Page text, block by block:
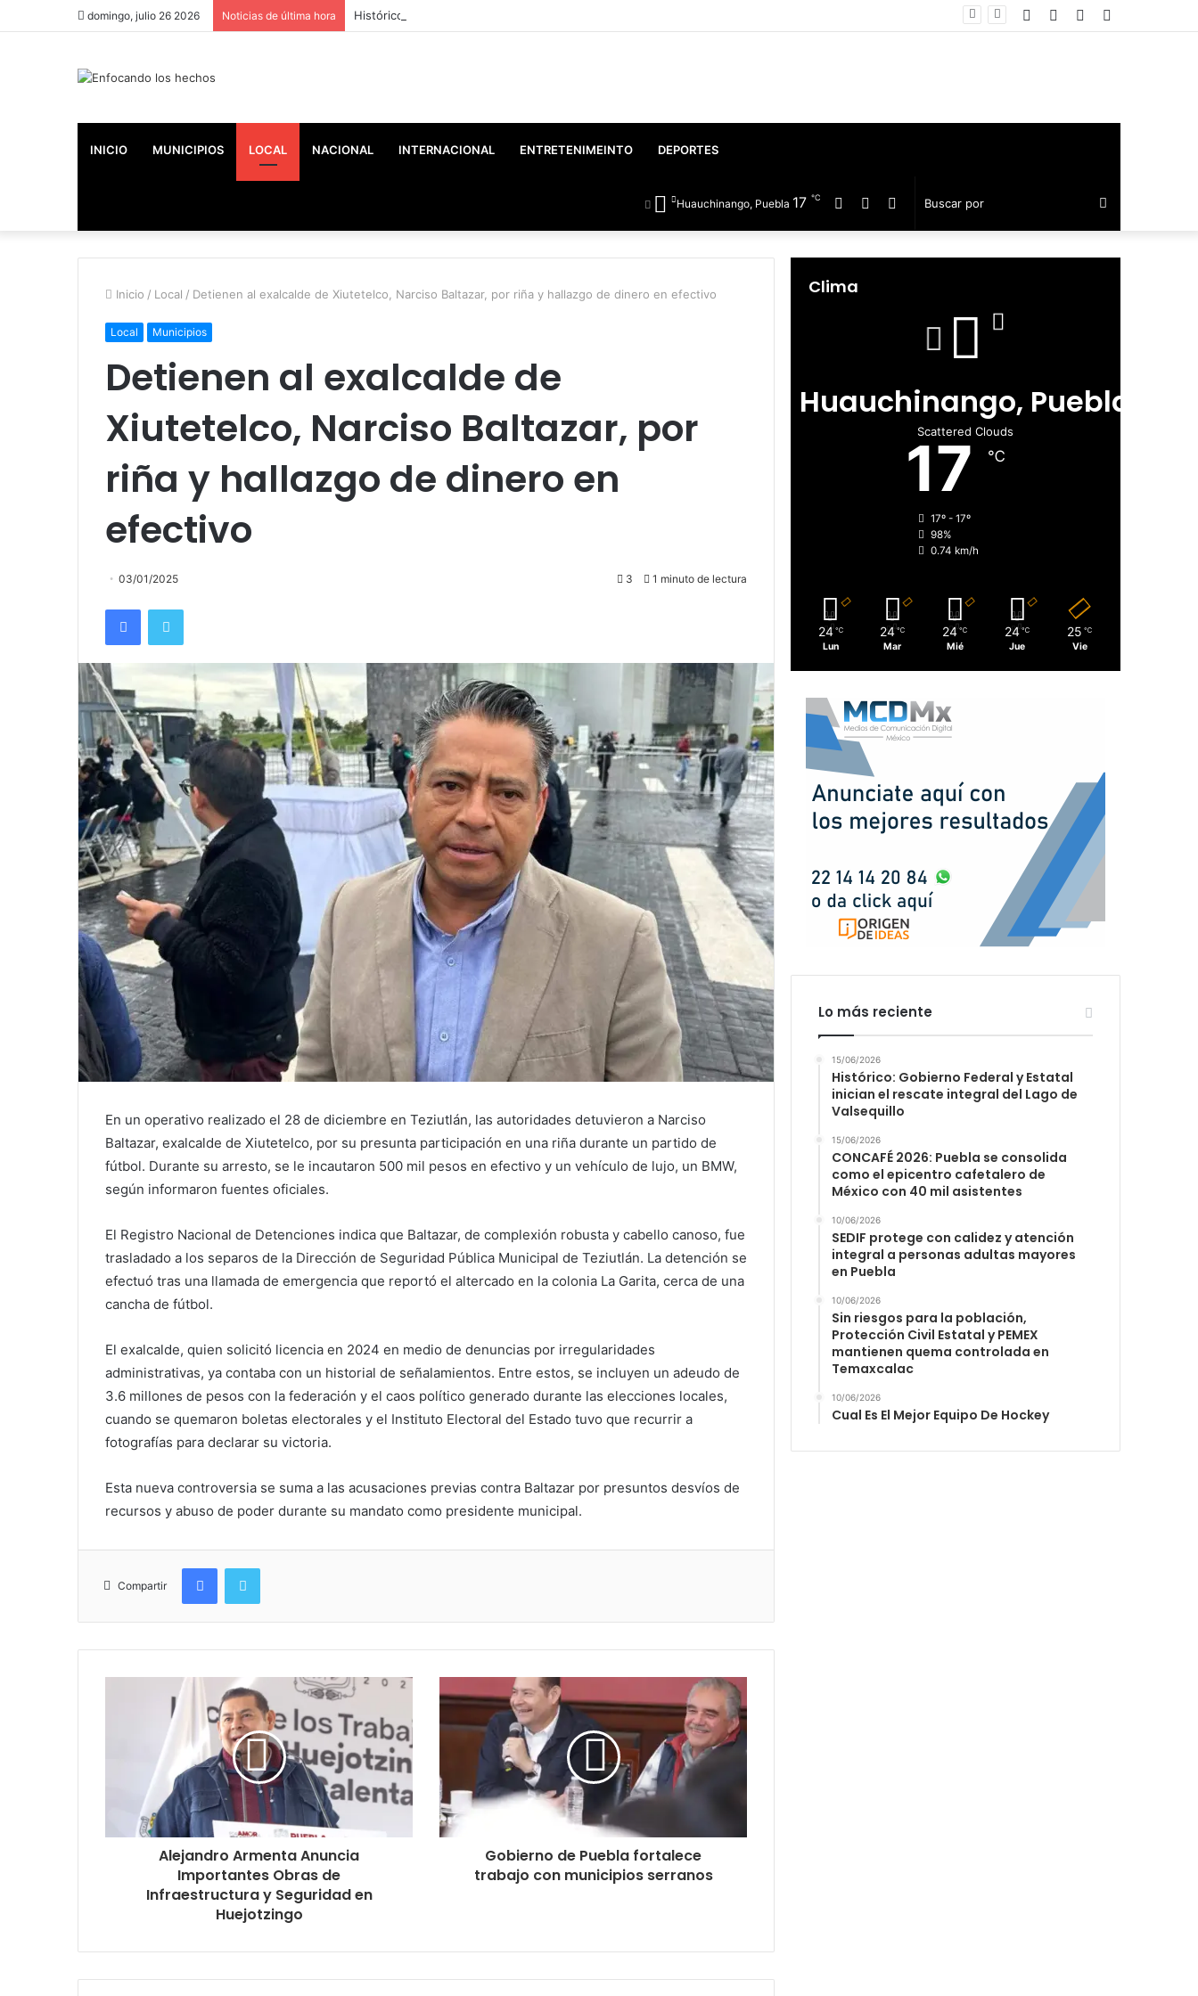
domingo, julio 26 2026 Noticias de última hora Histórico: Gobierno Federal y Estatal inician el rescate integral del Lago de Valsequillo Telegram
Twitter
Facebook
INICIO MUNICIPIOS LOCAL NACIONAL INTERNACIONAL ENTRETENIMEINTO DEPORTES
Buscar
por
Telegram
Twitter
Facebook
Huauchinango, Puebla 17 ℃
Inicio / Local / Detienen al exalcalde de Xiutetelco, Narciso Baltazar, por riña y hallazgo de dinero en efectivo
Local Municipios
Detienen al exalcalde de
Xiutetelco, Narciso Baltazar, por
riña y hallazgo de dinero en
efectivo
03/01/2025 3 1 minuto de lectura
FacebookTwitter
En un operativo realizado el 28 de diciembre en Teziutlán, las autoridades detuvieron a Narciso
Baltazar, exalcalde de Xiutetelco, por su presunta participación en una riña durante un partido de
fútbol. Durante su arresto, se le incautaron 500 mil pesos en efectivo y un vehículo de lujo, un BMW,
según informaron fuentes oficiales.
El Registro Nacional de Detenciones indica que Baltazar, de complexión robusta y cabello canoso, fue
trasladado a los separos de la Dirección de Seguridad Pública Municipal de Teziutlán. La detención se
efectuó tras una llamada de emergencia que reportó el altercado en la colonia La Garita, cerca de una
cancha de fútbol.
El exalcalde, quien solicitó licencia en 2024 en medio de denuncias por irregularidades
administrativas, ya contaba con un historial de señalamientos. Entre estos, se incluyen un adeudo de
3.6 millones de pesos con la federación y el caos político generado durante las elecciones locales,
cuando se quemaron boletas electorales y el Instituto Electoral del Estado tuvo que recurrir a
fotografías para declarar su victoria.
Esta nueva controversia se suma a las acusaciones previas contra Baltazar por presuntos desvíos de
recursos y abuso de poder durante su mandato como presidente municipal.
Compartir
FacebookTwitter
Alejandro Armenta Anuncia
Importantes Obras de
Infraestructura y Seguridad en
Huejotzingo
Gobierno de Puebla fortalece
trabajo con municipios serranos
Clima
Huauchinango, Puebla
Scattered Clouds
17 ℃
17º - 17º
98%
0.74 km/h
24 ℃
Lun
24 ℃
Mar
24 ℃
Mié
24 ℃
Jue
25 ℃
Vie
Lo más reciente
15/06/2026
Histórico: Gobierno Federal y Estatal
inician el rescate integral del Lago de
Valsequillo
15/06/2026
CONCAFÉ 2026: Puebla se consolida
como el epicentro cafetalero de
México con 40 mil asistentes
10/06/2026
SEDIF protege con calidez y atención
integral a personas adultas mayores
en Puebla
10/06/2026
Sin riesgos para la población,
Protección Civil Estatal y PEMEX
mantienen quema controlada en
Temaxcalac
10/06/2026
Cual Es El Mejor Equipo De Hockey